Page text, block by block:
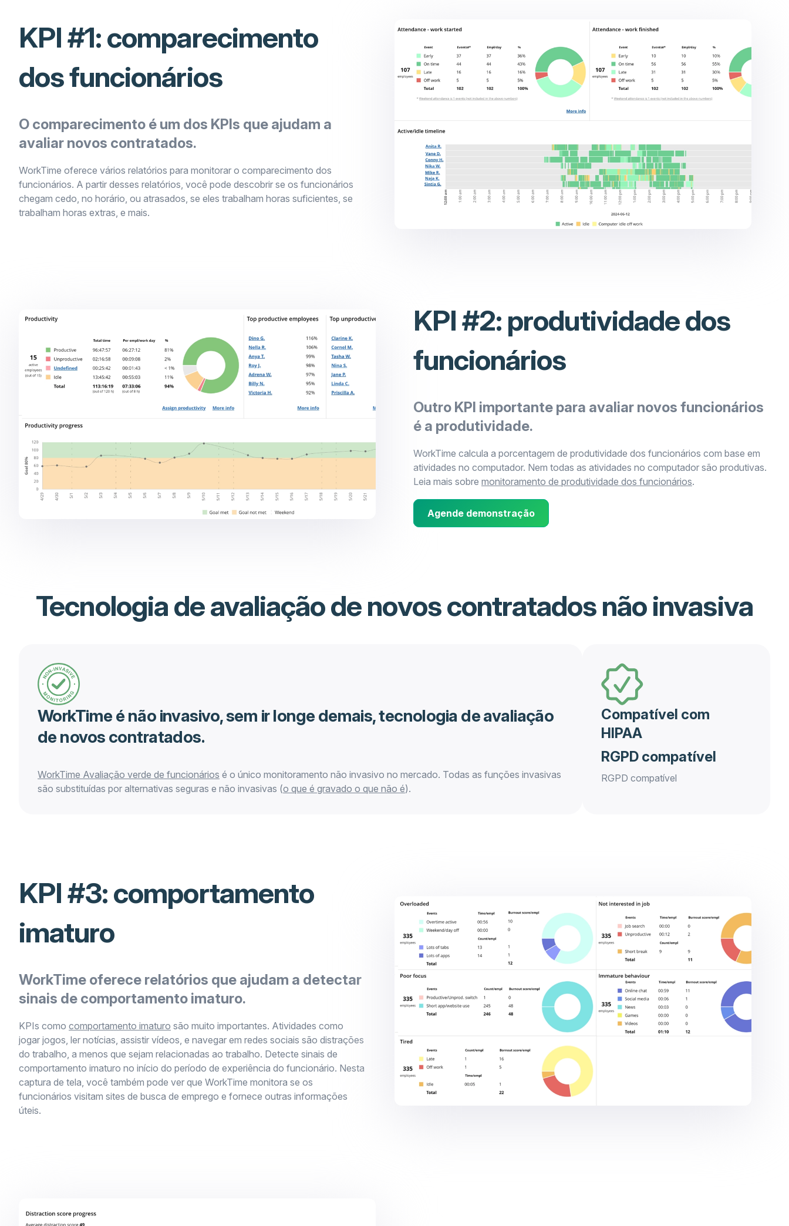
KPI #1: comparecimento
dos funcionários
O comparecimento é um dos KPIs que ajudam a
avaliar novos contratados.
WorkTime oferece vários relatórios para monitorar o comparecimento dos
funcionários. A partir desses relatórios, você pode descobrir se os funcionários
chegam cedo, no horário, ou atrasados, se eles trabalham horas suficientes, se
trabalham horas extras, e mais.
KPI #2: produtividade dos
funcionários
Outro KPI importante para avaliar novos funcionários
é a produtividade.
WorkTime calcula a porcentagem de produtividade dos funcionários com base em
atividades no computador. Nem todas as atividades no computador são produtivas.
Leia mais sobre monitoramento de produtividade dos funcionários.
Agende demonstração
Tecnologia de avaliação de novos contratados não invasiva
WorkTime é não invasivo, sem ir longe demais, tecnologia de avaliação
de novos contratados.
WorkTime Avaliação verde de funcionários é o único monitoramento não invasivo no mercado. Todas as funções invasivas
são substituídas por alternativas seguras e não invasivas (o que é gravado o que não é).
Compatível com
HIPAA
RGPD compatível
RGPD compatível
KPI #3: comportamento
imaturo
WorkTime oferece relatórios que ajudam a detectar
sinais de comportamento imaturo.
KPIs como comportamento imaturo são muito importantes. Atividades como
jogar jogos, ler notícias, assistir vídeos, e navegar em redes sociais são distrações
do trabalho, a menos que sejam relacionadas ao trabalho. Detecte sinais de
comportamento imaturo no início do período de experiência do funcionário. Nesta
captura de tela, você também pode ver que WorkTime monitora se os
funcionários visitam sites de busca de emprego e fornece outras informações
úteis.